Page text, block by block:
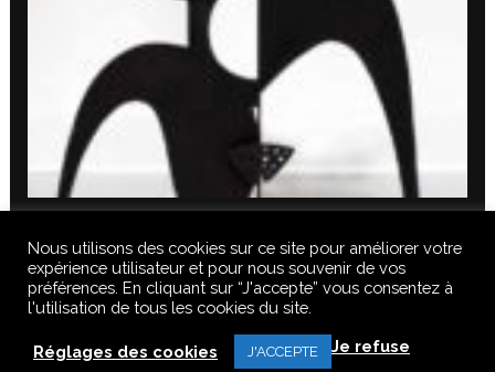
TEXTES, IMAGES, VIDEOS, GRAPHIQUES, SONS DE CE SITE SONT
SOUMISES À DES DROITS D’AUTEURS, REPRODUCTION INTERDITE.
Nous utilisons des cookies sur ce site pour améliorer votre
expérience utilisateur et pour nous souvenir de vos
préférences. En cliquant sur “J'accepte” vous consentez à
l'utilisation de tous les cookies du site.
Réglages des cookies J'ACCEPTE Je refuse